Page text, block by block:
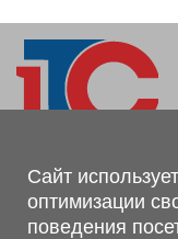
Магазин, склад
г. Минск, Минский р-
223062
Сайт
оптимизации
поведения